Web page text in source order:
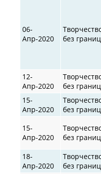
06-
Апр-2020
без границ
12-
Апр-2020
без границ
15-
Апр-2020
без границ
15-
Апр-2020
без границ
18-
Апр-2020
без границ